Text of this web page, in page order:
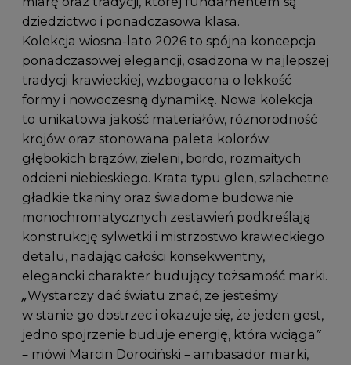
dziedzictwo i ponadczasowa klasa.
Kolekcja wiosna-lato 2026 to spójna koncepcja
ponadczasowej elegancji, osadzona w najlepszej
tradycji krawieckiej, wzbogacona o lekkość
formy i nowoczesną dynamikę. Nowa kolekcja
to unikatowa jakość materiałów, różnorodność
krojów oraz stonowana paleta kolorów:
głębokich brązów, zieleni, bordo, rozmaitych
odcieni niebieskiego. Krata typu glen, szlachetne
gładkie tkaniny oraz świadome budowanie
monochromatycznych zestawień podkreślają
konstrukcję sylwetki i mistrzostwo krawieckiego
detalu, nadając całości konsekwentny,
elegancki charakter budujący tożsamość marki.
„Wystarczy dać światu znać, że jesteśmy
w stanie go dostrzec i okazuje się, że jeden gest,
jedno spojrzenie buduje energię, która wciąga”
– mówi Marcin Dorociński – ambasador marki,